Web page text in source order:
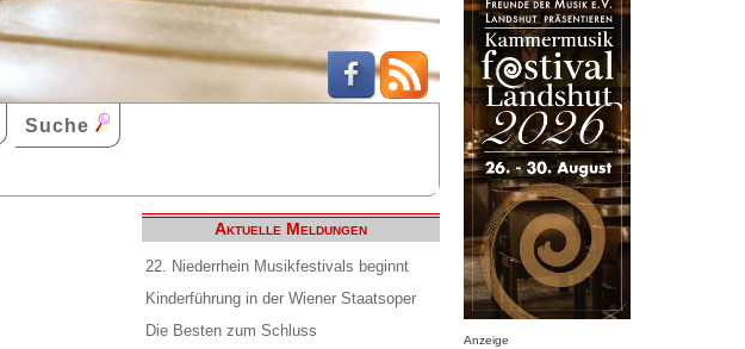
Suche
Aktuelle Meldungen
22. Niederrhein Musikfestivals beginnt
Kinderführung in der Wiener Staatsoper
Die Besten zum Schluss
Anzeige